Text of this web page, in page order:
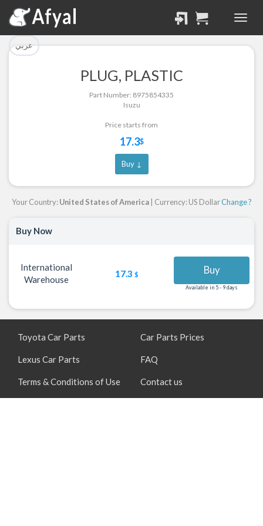
عربي
PLUG, PLASTIC
Part Number: 8975854335
Isuzu
Price starts from
17.3$
Buy ↓
Your Country:United States of America| Currency: US DollarChange ?
Buy Now
International
Warehouse
17.3 $ Buy
Available in 5 - 9 days
تم إضافة القطعة بنجاح.
Part Successfully
Selected
تم إضافة القطعة للسلة
بنجاح.
Part Added to Cart
Toyota Car Parts
Lexus Car Parts
Terms & Conditions of Use
Car Parts Prices
FAQ
Contact us